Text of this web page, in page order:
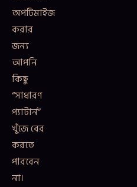
অপটিমাইজ
করার
জন্য
আপনি
কিছু
“সাধারণ
প্যাটার্ন”
খুঁজে বের
করতে
পারবেন
না।